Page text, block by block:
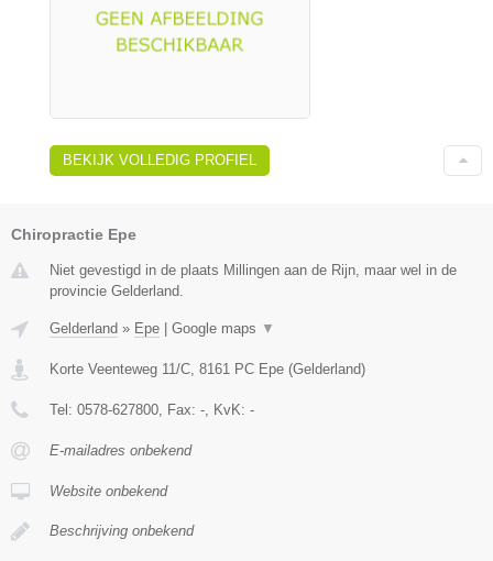
BEKIJK VOLLEDIG PROFIEL
Chiropractie Epe
Niet gevestigd in de plaats Millingen aan de Rijn, maar wel in de
provincie Gelderland.
Gelderland » Epe Google maps ▼
Korte Veenteweg 11/C 8161 PC Epe (Gelderland)
Tel: 0578-627800 , Fax: - , KvK: -
E-mailadres onbekend
Website onbekend
Beschrijving onbekend